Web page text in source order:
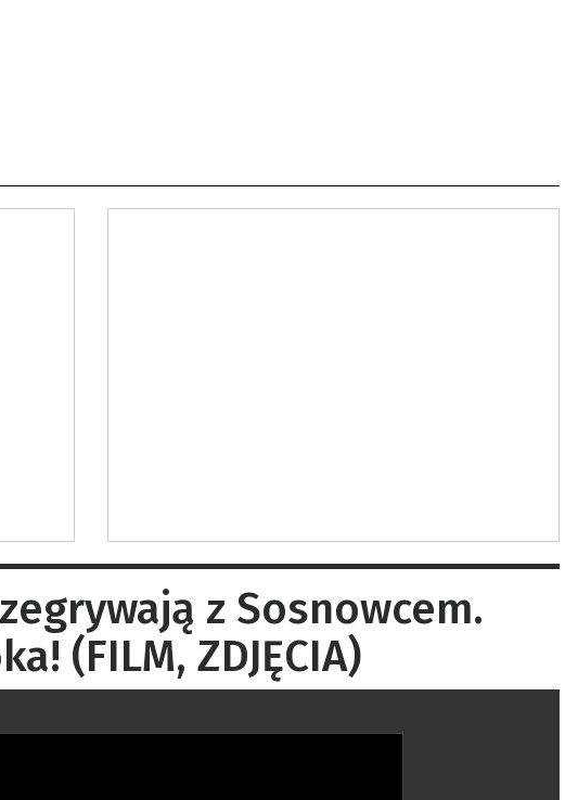
z Sosnowcem.
(FILM, ZDJĘCIA)